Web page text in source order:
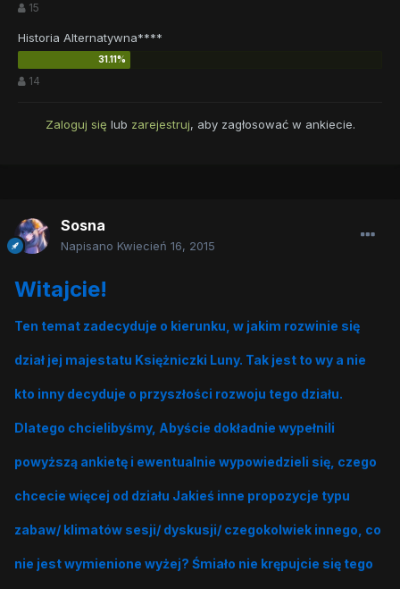
15
Historia Alternatywna****
14
Zaloguj się lub zarejestruj, aby zagłosować w ankiecie.
Sosna
Napisano Kwiecień 16, 2015
Witajcie!
Ten temat zadecyduje o kierunku, w jakim rozwinie się
dział jej majestatu Księżniczki Luny. Tak jest to wy a nie
kto inny decyduje o przyszłości rozwoju tego działu.
Dlatego chcielibyśmy, Abyście dokładnie wypełnili
powyższą ankietę i ewentualnie wypowiedzieli się, czego
chcecie więcej od działu Jakieś inne propozycje typu
zabaw/ klimatów sesji/ dyskusji/ czegokolwiek innego, co
nie jest wymienione wyżej? Śmiało nie krępujcie się tego